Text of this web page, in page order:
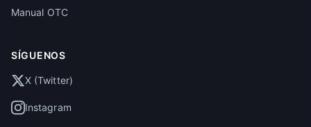
Manual OTC
SÍGUENOS
X (Twitter)
Instagram